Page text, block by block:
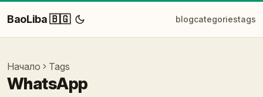
BaoLiba 🇧🇬 blogcategoriestags
Начало Tags
WhatsApp